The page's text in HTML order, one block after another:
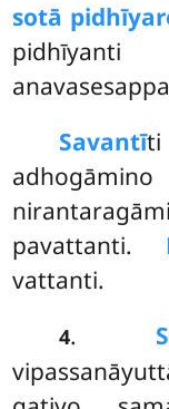
sotā
Savantī
pavattanti.
vattanti.
4.